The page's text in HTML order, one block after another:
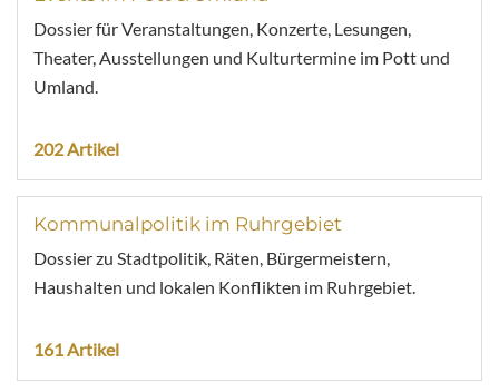
Dossier für Veranstaltungen, Konzerte, Lesungen,
Theater, Ausstellungen und Kulturtermine im Pott und
Umland.
202 Artikel
Kommunalpolitik im Ruhrgebiet
Dossier zu Stadtpolitik, Räten, Bürgermeistern,
Haushalten und lokalen Konflikten im Ruhrgebiet.
161 Artikel